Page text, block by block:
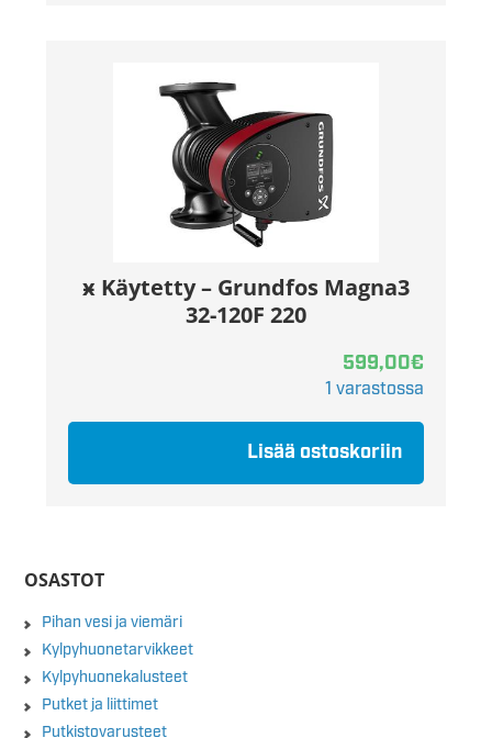
ӿ Käytetty – Grundfos Magna3
32-120F 220
599,00€
1 varastossa
Lisää ostoskoriin
OSASTOT
Pihan vesi ja viemäri
Kylpyhuonetarvikkeet
Kylpyhuonekalusteet
Putket ja liittimet
Putkistovarusteet